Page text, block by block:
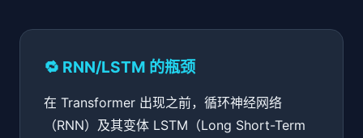
🔁 RNN/LSTM 的瓶颈
在 Transformer 出现之前，循环神经网络
（RNN）及其变体 LSTM（Long Short-Term